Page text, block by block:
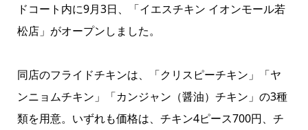
ドコート内に9月3日、「イエスチキン イオンモール若
松店」がオープンしました。
同店のフライドチキンは、「クリスピーチキン」「ヤ
ンニョムチキン」「カンジャン（醤油）チキン」の3種
類を用意。いずれも価格は、チキン4ピース700円、チ